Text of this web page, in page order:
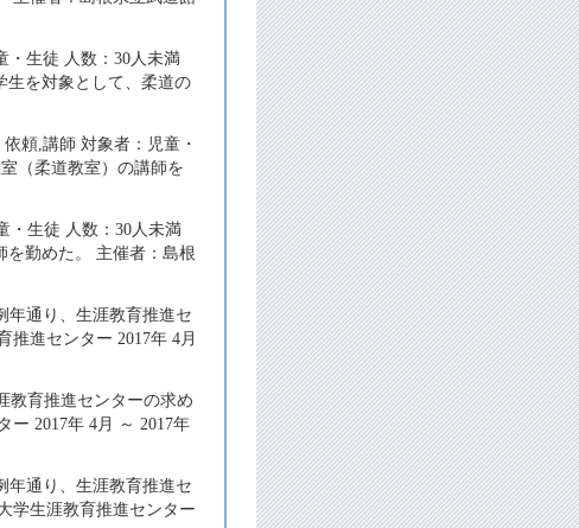
生徒 人数：30人未満
生を対象として、柔道の
頼,講師 対象者：児童・
（柔道教室）の講師を
・生徒 人数：30人未満
を勤めた。 主催者：島根
年通り、生涯教育推進セ
推進センター 2017年 4月
教育推進センターの求め
ー 2017年 4月 ～ 2017年
年通り、生涯教育推進セ
学生涯教育推進センター